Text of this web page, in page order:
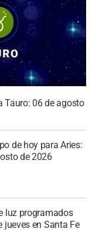
Tauro: 06 de agosto
de hoy para Aries:
de 2026
luz programados
jueves en Santa Fe